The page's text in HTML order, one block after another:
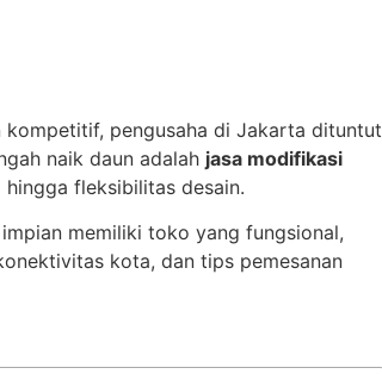
kompetitif, pengusaha di Jakarta dituntut
naik daun adalah jasa modifikasi
fleksibilitas desain.
memiliki toko yang fungsional,
kota, dan tips pemesanan